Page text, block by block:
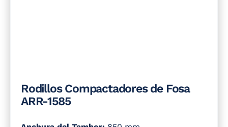
Rodillos Compactadores de Fosa
ARR-1585